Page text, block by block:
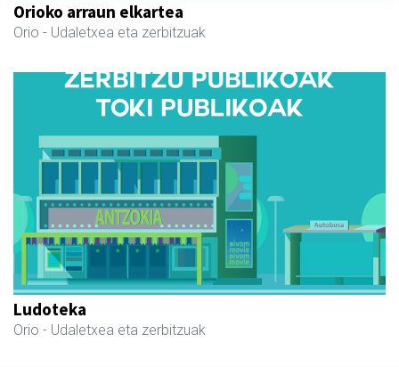
Orioko arraun elkartea
Orio - Udaletxea eta zerbitzuak
Ludoteka
Orio - Udaletxea eta zerbitzuak